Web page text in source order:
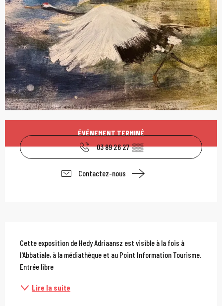
Ouverture et
ÉVÉNEMENT TERMINÉ
03 89 26 27▒▒
Contactez-nous
Description
Cette exposition de Hedy Adriaansz est visible à la fois à
l'Abbatiale, à la médiathèque et au Point Information Tourisme.
Entrée libre
Lire la suite